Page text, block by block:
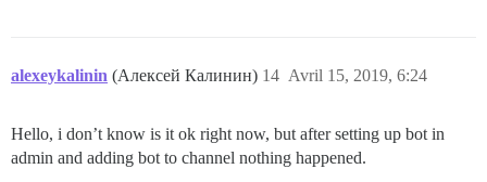
alexeykalinin (Алексей Калинин) Avril 15, 2019, 6:24
14
Hello, i don’t know is it ok right now, but after setting up bot in
admin and adding bot to channel nothing happened.